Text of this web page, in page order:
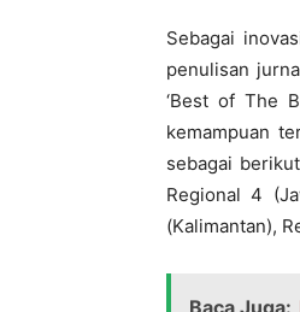
Sebagai
penulisan
‘Best of The
kemampuan
sebagai
Regional 4
(Kalimantan),